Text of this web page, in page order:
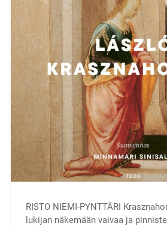
RISTO NIEMI-PYNTTÄRI
lukijan näkemään vaivaa ja